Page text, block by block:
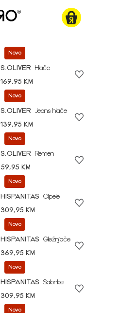
Novo
S.OLIVER
Hlače
169,95 KM
Novo
S.OLIVER
Jeans hlače
139,95 KM
Novo
S.OLIVER
Remen
59,95 KM
Novo
HISPANITAS
Cipele
309,95 KM
Novo
HISPANITAS
Gležnjače
369,95 KM
Novo
HISPANITAS
Salonke
309,95 KM
Novo